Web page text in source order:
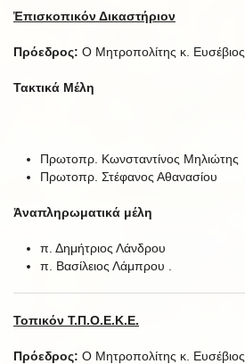
Ἐπισκοπικόν Δικαστήριον
Πρόεδρος: Ο Μητροπολίτης κ. Ευσέβιος
Τακτικά Μέλη
Πρωτοπρ. Κωνσταντίνος Μηλιώτης
Πρωτοπρ. Στέφανος Αθανασίου
Ἀναπληρωματικά μέλη
π. Δημήτριος Λάνδρου
π. Βασίλειος Λάμπρου .
Τοπικόν Τ.Π.Ο.Ε.Κ.Ε.
Πρόεδρος: Ο Μητροπολίτης κ. Ευσέβιος